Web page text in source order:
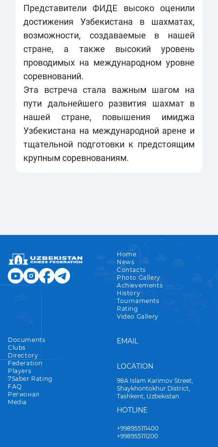
Представители ФИДЕ высоко оценили
достижения Узбекистана в шахматах,
возможности, создаваемые в нашей
стране, а также высокий уровень
проводимых на международном уровне
соревнований.
Эта встреча стала важным шагом на
пути дальнейшего развития шахмат в
нашей стране, повышения имиджа
Узбекистана на международной арене и
тщательной подготовки к предстоящим
крупным соревнованиям.
Home
News
Contacts
Photo Gallery
Achievements
History
Tournaments
Rating
Video Gallery
Documents
Clubs
Directory
Federation
Players
7Saber Rating
FAQ
Регионал
Media
EMAIL
LOCATION
98A Islam Karimov Street,
Shaykhontokhur District,
Tashkent, Uzbekistan
HOTLINE
+998955111400
+998955111200